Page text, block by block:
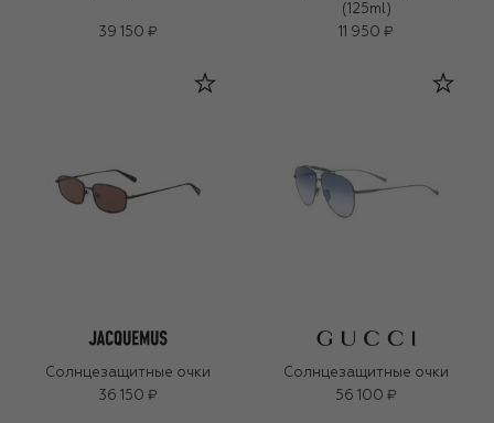
39 150 ₽
(125ml)
11 950 ₽
Солнцезащитные очки
36 150 ₽
Солнцезащитные очки
56 100 ₽